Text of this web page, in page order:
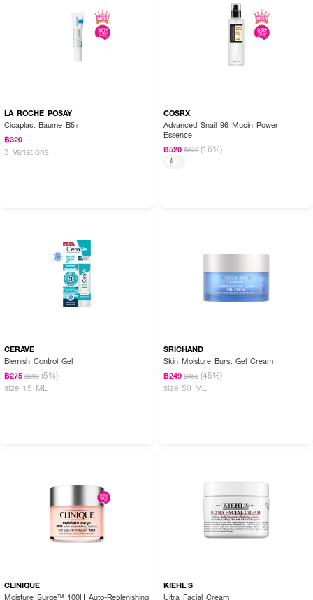
How to Use:
● ใช้ทาบำรุงผิวหน้าเป็นประจำ เช้า–เย็น
● ใช้ก่อนหรือหลังเซรั่มตามลำดับการบำรุงผิว
LA ROCHE POSAY
Cicaplast Baume B5+
฿320
3 Variations
COSRX
Advanced Snail 96 Mucin Power
Essence
฿520 ฿620 (16%)
-
CERAVE
Blemish Control Gel
฿275 ฿290 (5%)
size 15 ML
SRICHAND
Skin Moisture Burst Gel Cream
฿249 ฿455 (45%)
size 50 ML
CLINIQUE
Moisture Surge™ 100H Auto-Replenishing
KIEHL'S
Ultra Facial Cream